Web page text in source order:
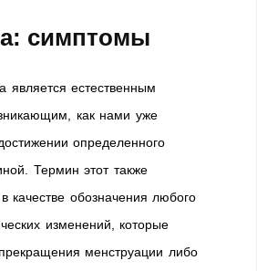
симптомы
является естественным
как нами уже
определенного
Термин этот также
качестве обозначения любого
изменений, которые
менструации либо